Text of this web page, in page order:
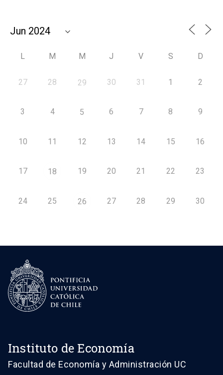
L M M J V S D
27 28 29 30 31 1 2
3 4 5 6 7 8 9
10 11 12 13 14 15 16
17 18 19 20 21 22 23
24 25 26 27 28 29 30
Instituto de Economía
Facultad de Economía y Administración UC